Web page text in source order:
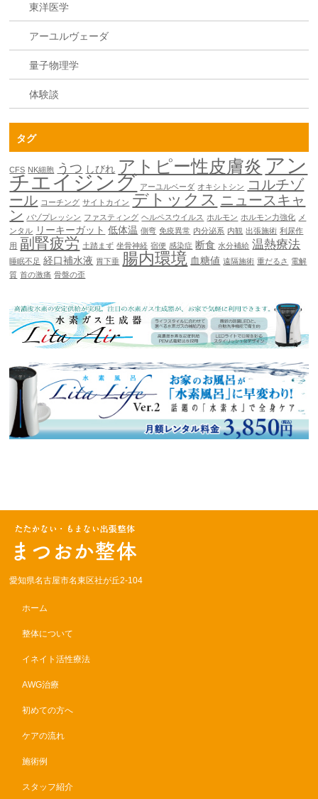
東洋医学
アーユルヴェーダ
量子物理学
体験談
タグ
CFS NK細胞 うつ しびれ アトピー性皮膚炎 アン
チエイジング アーユルベーダ オキシトシン
コルチゾ
ール コーチング サイトカイン デトックス ニュースキャ
ン バゾプレッシン ファスティング ヘルペスウイルス ホルモン ホルモン力強化 メ
ンタル リーキーガット 低体温 側弯 免疫異常 内分泌系 内観 出張施術 利尿作
用 副腎疲労 土踏まず 坐骨神経 宿便 感染症 断食 水分補給 温熱療法
睡眠不足 経口補水液 胃下垂 腸内環境 血糖値 遠隔施術 重だるさ 電解
質 首の激痛 骨盤の歪
愛知県名古屋市名東区社が丘2-104
ホーム
整体について
イネイト活性療法
AWG治療
初めての方へ
ケアの流れ
施術例
スタッフ紹介